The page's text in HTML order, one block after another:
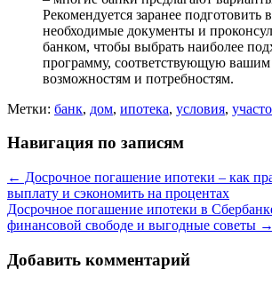
Рекомендуется заранее подготовить
необходимые документы и
банком, чтобы выбрать наиболее
программу, соответствующую
возможностям и потребностям.
Метки: банк, дом, ипотека, условия,
Навигация по записям
← Досрочное погашение ипотеки – как
выплату и сэкономить на процентах
Досрочное погашение ипотеки в
финансовой свободе и выгодные советы →
Добавить комментарий